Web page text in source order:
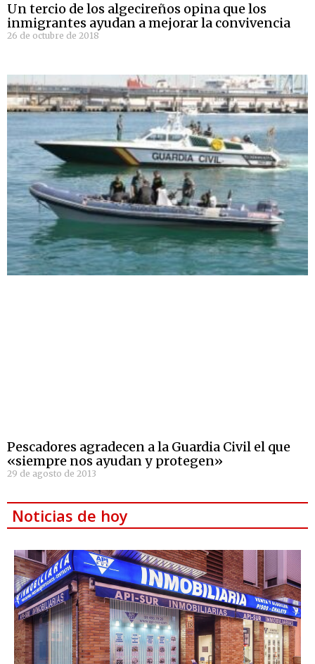
Un tercio de los algecireños opina que los
inmigrantes ayudan a mejorar la convivencia
26 de octubre de 2018
Pescadores agradecen a la Guardia Civil el que
«siempre nos ayudan y protegen»
29 de agosto de 2013
Noticias de hoy